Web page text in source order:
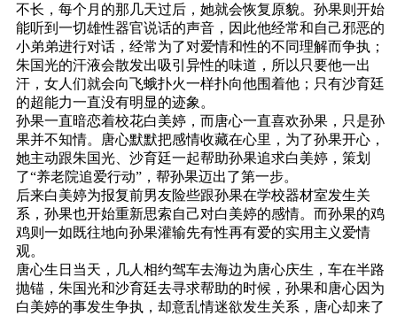
不长，每个月的那几天过后，她就会恢复原貌。孙果则开始
能听到一切雄性器官说话的声音，因此他经常和自己邪恶的
小弟弟进行对话，经常为了对爱情和性的不同理解而争执；
朱国光的汗液会散发出吸引异性的味道，所以只要他一出
汗，女人们就会向飞蛾扑火一样扑向他围着他；只有沙育廷
的超能力一直没有明显的迹象。
孙果一直暗恋着校花白美婷，而唐心一直喜欢孙果，只是孙
果并不知情。唐心默默把感情收藏在心里，为了孙果开心，
她主动跟朱国光、沙育廷一起帮助孙果追求白美婷，策划
了“养老院追爱行动”，帮孙果迈出了第一步。
后来白美婷为报复前男友险些跟孙果在学校器材室发生关
系，孙果也开始重新思索自己对白美婷的感情。而孙果的鸡
鸡则一如既往地向孙果灌输先有性再有爱的实用主义爱情
观。
唐心生日当天，几人相约驾车去海边为唐心庆生，车在半路
抛锚，朱国光和沙育廷去寻求帮助的时候，孙果和唐心因为
白美婷的事发生争执，却意乱情迷欲发生关系，唐心却来了